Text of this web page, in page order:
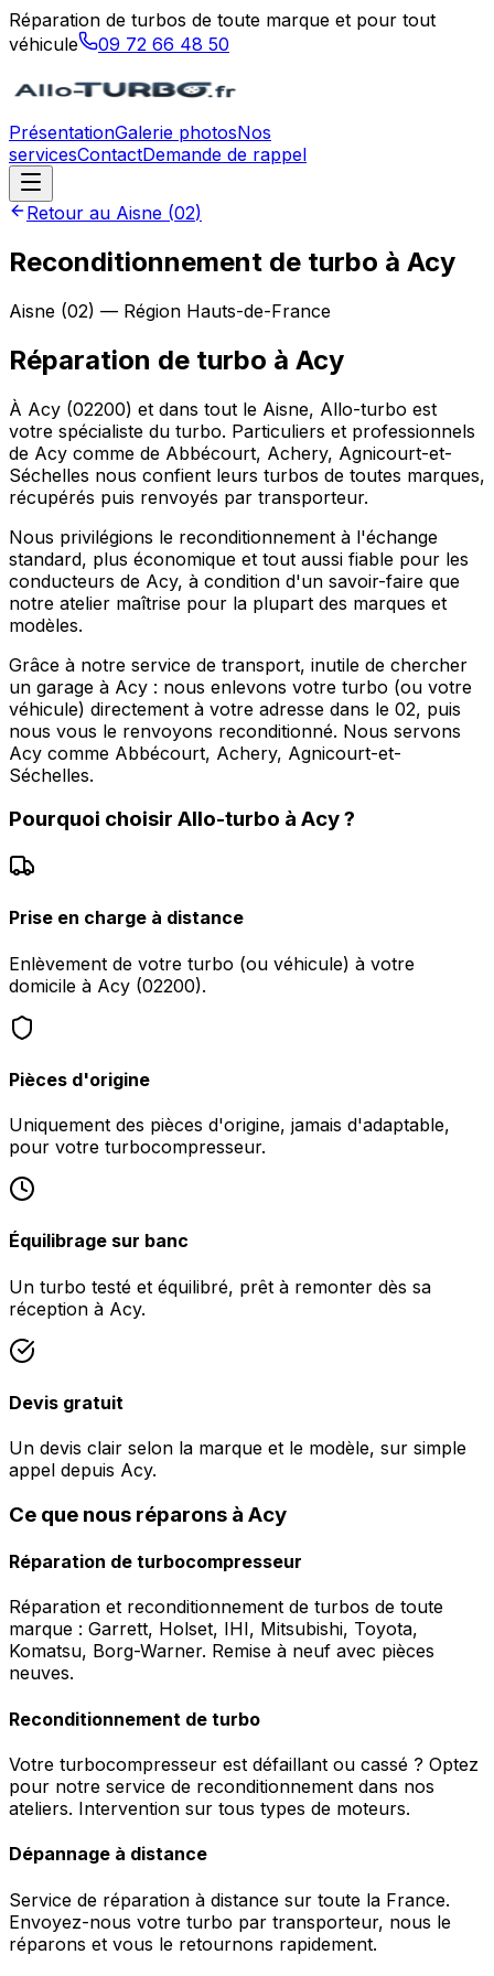
Réparation de turbos de toute marque et pour tout
véhicule
09 72 66 48 50
PrésentationGalerie photosNos
servicesContactDemande de rappel
Retour au Aisne (02)
Reconditionnement de turbo à Acy
Aisne (02) — Région Hauts-de-France
Réparation de turbo à Acy
À Acy (02200) et dans tout le Aisne, Allo-turbo est
votre spécialiste du turbo. Particuliers et professionnels
de Acy comme de Abbécourt, Achery, Agnicourt-et-
Séchelles nous confient leurs turbos de toutes marques,
récupérés puis renvoyés par transporteur.
Nous privilégions le reconditionnement à l'échange
standard, plus économique et tout aussi fiable pour les
conducteurs de Acy, à condition d'un savoir-faire que
notre atelier maîtrise pour la plupart des marques et
modèles.
Grâce à notre service de transport, inutile de chercher
un garage à Acy : nous enlevons votre turbo (ou votre
véhicule) directement à votre adresse dans le 02, puis
nous vous le renvoyons reconditionné. Nous servons
Acy comme Abbécourt, Achery, Agnicourt-et-
Séchelles.
Pourquoi choisir Allo-turbo à Acy?
Prise en charge à distance
Enlèvement de votre turbo (ou véhicule) à votre
domicile à Acy (02200).
Pièces d'origine
Uniquement des pièces d'origine, jamais d'adaptable,
pour votre turbocompresseur.
Équilibrage sur banc
Un turbo testé et équilibré, prêt à remonter dès sa
réception à Acy.
Devis gratuit
Un devis clair selon la marque et le modèle, sur simple
appel depuis Acy.
Ce que nous réparons à Acy
Réparation de turbocompresseur
Réparation et reconditionnement de turbos de toute
marque : Garrett, Holset, IHI, Mitsubishi, Toyota,
Komatsu, Borg-Warner. Remise à neuf avec pièces
neuves.
Reconditionnement de turbo
Votre turbocompresseur est défaillant ou cassé ? Optez
pour notre service de reconditionnement dans nos
ateliers. Intervention sur tous types de moteurs.
Dépannage à distance
Service de réparation à distance sur toute la France.
Envoyez-nous votre turbo par transporteur, nous le
réparons et vous le retournons rapidement.